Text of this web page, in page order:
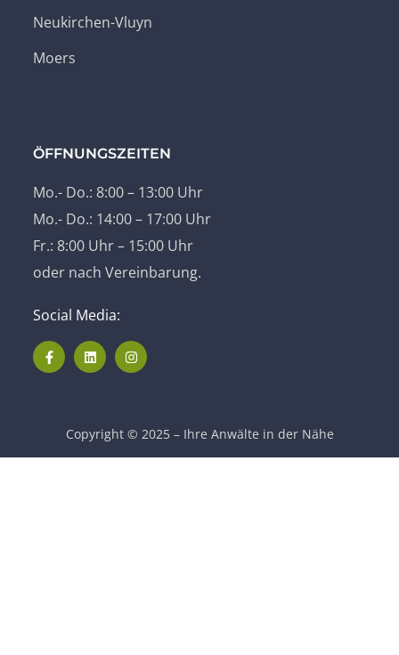
Neukirchen-Vluyn
Moers
ÖFFNUNGSZEITEN
Mo.- Do.: 8:00 – 13:00 Uhr
Mo.- Do.: 14:00 – 17:00 Uhr
Fr.: 8:00 Uhr – 15:00 Uhr
oder nach Vereinbarung.
Social Media:
Copyright © 2025 – Ihre Anwälte in der Nähe